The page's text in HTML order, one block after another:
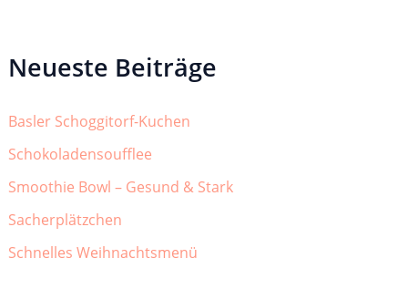
Neueste Beiträge
Basler Schoggitorf-Kuchen
Schokoladensoufflee
Smoothie Bowl – Gesund & Stark
Sacherplätzchen
Schnelles Weihnachtsmenü